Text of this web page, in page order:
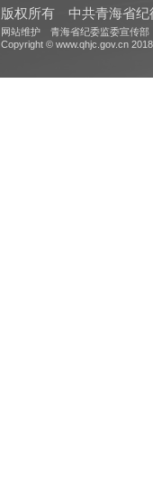
版权所有 中共青海省纪
网站维护 青海省纪委监委宣传
Copyright © www.qhjc.gov.cn